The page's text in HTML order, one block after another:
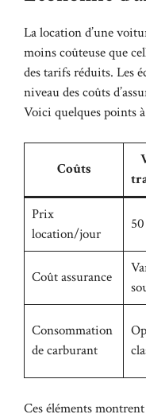
La location d’une
moins coûteuse que
des tarifs réduits. Les
niveau des coûts
Voici quelques points
Coûts
Prix
location/jour
Coût assurance
Consommation
de carburant
Ces éléments